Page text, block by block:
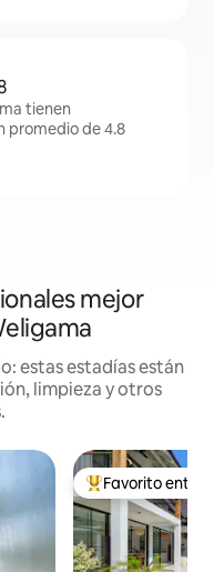
tienen
promedio de 4.8
mejor
estas estadías están
limpieza y otros
Favorito entre
Favorito entre